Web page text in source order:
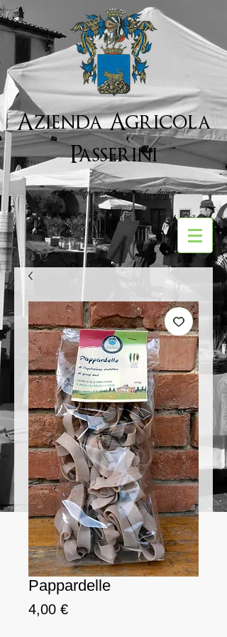
Azienda Agricola
Passerini
Agricoltura per il corpo e per l''Anima
Pappardelle
4,00 €Prezzo